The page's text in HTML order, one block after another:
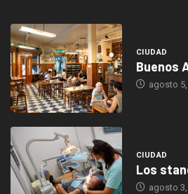
CIUDAD
Buenos
agosto
CIUDAD
Los
agosto